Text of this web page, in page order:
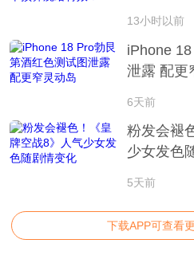
13小时以前
iPhone
泄露 配更
6天前
粉发会褪
少女发色
5天前
下载APP可查看